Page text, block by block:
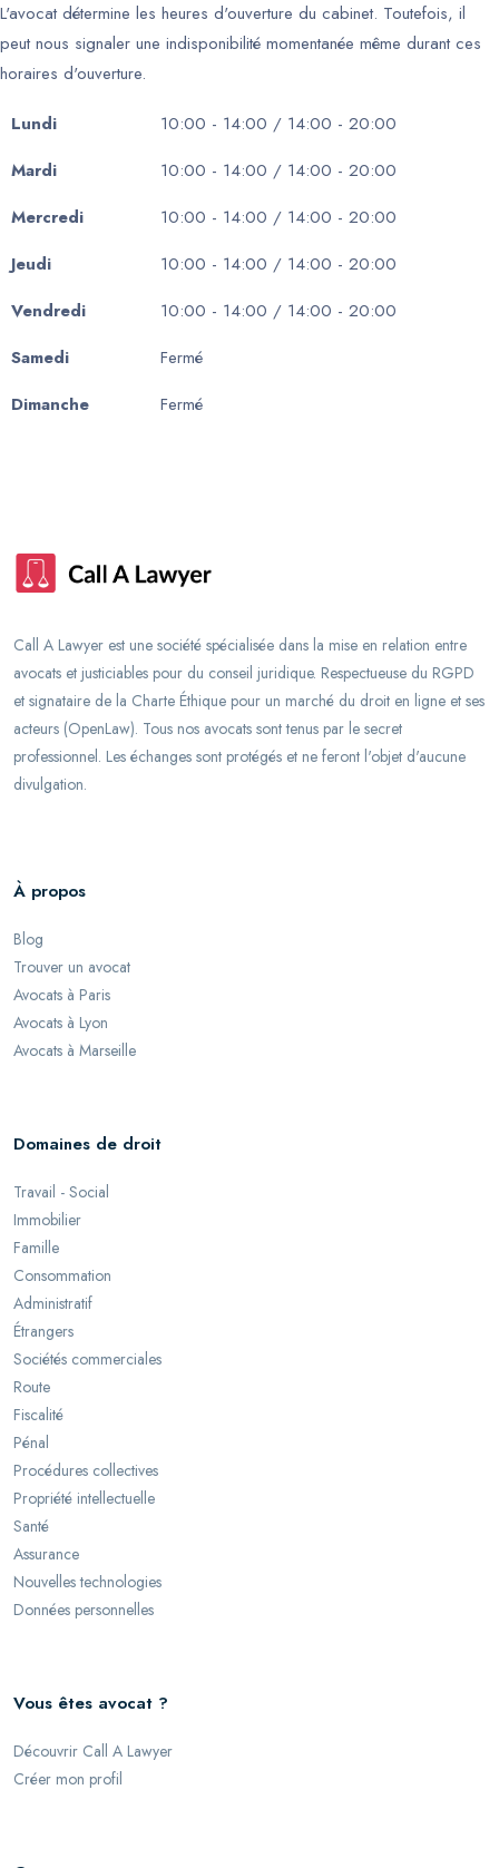
L'avocat détermine les heures d'ouverture du cabinet. Toutefois, il
peut nous signaler une indisponibilité momentanée même durant ces
horaires d'ouverture.
Lundi
10:00 - 14:00 / 14:00 - 20:00
Mardi
10:00 - 14:00 / 14:00 - 20:00
Mercredi
10:00 - 14:00 / 14:00 - 20:00
Jeudi
10:00 - 14:00 / 14:00 - 20:00
Vendredi
10:00 - 14:00 / 14:00 - 20:00
Samedi
Fermé
Dimanche
Fermé
Call A Lawyer est une société spécialisée dans la mise en relation entre
avocats et justiciables pour du conseil juridique. Respectueuse du RGPD
et signataire de la Charte Éthique pour un marché du droit en ligne et ses
acteurs (OpenLaw). Tous nos avocats sont tenus par le secret
professionnel. Les échanges sont protégés et ne feront l'objet d'aucune
divulgation.
À propos
Blog
Trouver un avocat
Avocats à Paris
Avocats à Lyon
Avocats à Marseille
Domaines de droit
Travail - Social
Immobilier
Famille
Consommation
Administratif
Étrangers
Sociétés commerciales
Route
Fiscalité
Pénal
Procédures collectives
Propriété intellectuelle
Santé
Assurance
Nouvelles technologies
Données personnelles
Vous êtes avocat ?
Découvrir Call A Lawyer
Créer mon profil